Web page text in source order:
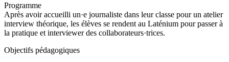
Programme
Après avoir accueilli un·e journaliste dans leur classe pour un atelier
interview théorique, les élèves se rendent au Laténium pour passer à
la pratique et interviewer des collaborateurs·trices.
Objectifs pédagogiques